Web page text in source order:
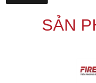
SẢN